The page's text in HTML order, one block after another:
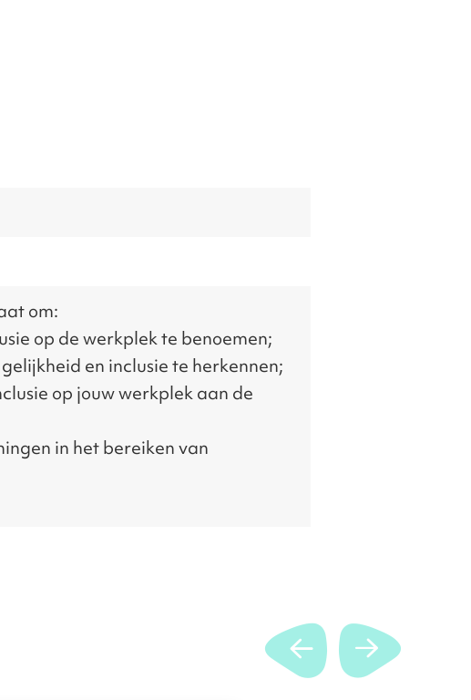
om:
op de werkplek te benoemen;
en inclusie te herkennen;
op jouw werkplek aan de
in het bereiken van